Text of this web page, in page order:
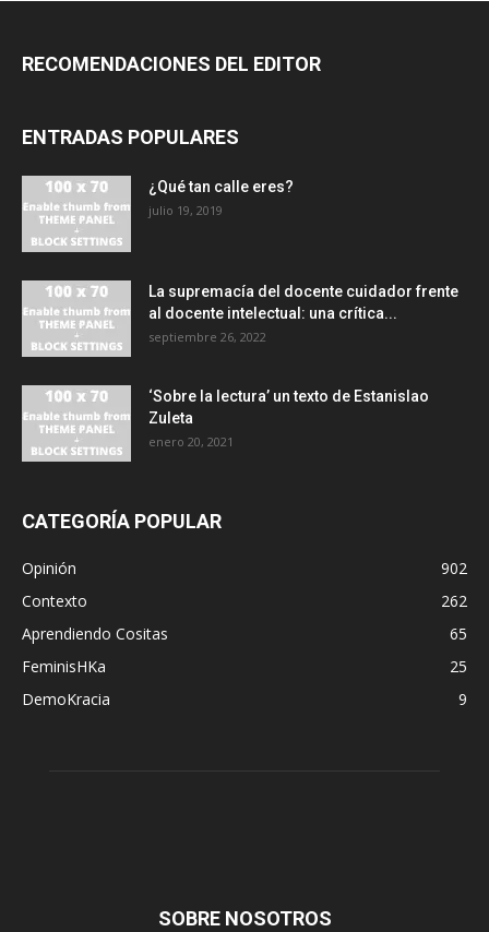
RECOMENDACIONES DEL EDITOR
ENTRADAS POPULARES
¿Qué tan calle eres?
julio 19, 2019
La supremacía del docente cuidador frente
al docente intelectual: una crítica...
septiembre 26, 2022
‘Sobre la lectura’ un texto de Estanislao
Zuleta
enero 20, 2021
CATEGORÍA POPULAR
Opinión
902
Contexto
262
Aprendiendo Cositas
65
FeminisHKa
25
DemoKracia
9
SOBRE NOSOTROS